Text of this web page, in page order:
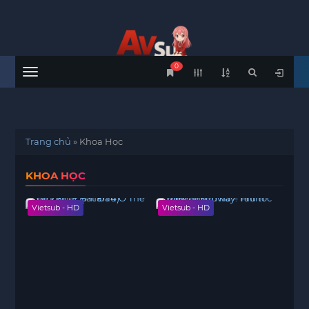
Menu
0
Trang chủ » Khoa Học
KHOA HỌC
Vietsub - HD Vietsub - HD